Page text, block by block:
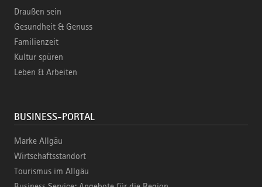
Draußen sein
Gesundheit & Genuss
Familienzeit
Kultur spüren
Leben & Arbeiten
BUSINESS-PORTAL
Marke Allgäu
Wirtschaftsstandort
Tourismus im Allgäu